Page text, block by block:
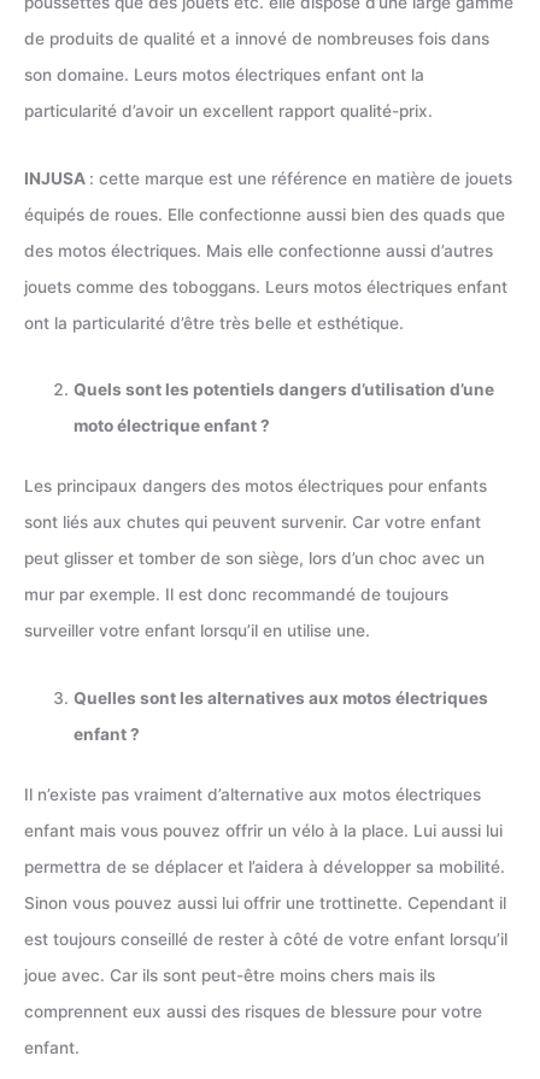
de produits de qualité et a innové de nombreuses fois dans
son domaine. Leurs motos électriques enfant ont la
particularité d’avoir un excellent rapport qualité-prix.
INJUSA : cette marque est une référence en matière de jouets
équipés de roues. Elle confectionne aussi bien des quads que
des motos électriques. Mais elle confectionne aussi d’autres
jouets comme des toboggans. Leurs motos électriques enfant
ont la particularité d’être très belle et esthétique.
Quels sont les potentiels dangers d’utilisation d’une
moto électrique enfant ?
Les principaux dangers des motos électriques pour enfants
sont liés aux chutes qui peuvent survenir. Car votre enfant
peut glisser et tomber de son siège, lors d’un choc avec un
mur par exemple. Il est donc recommandé de toujours
surveiller votre enfant lorsqu’il en utilise une.
Quelles sont les alternatives aux motos électriques
enfant ?
Il n’existe pas vraiment d’alternative aux motos électriques
enfant mais vous pouvez offrir un vélo à la place. Lui aussi lui
permettra de se déplacer et l’aidera à développer sa mobilité.
Sinon vous pouvez aussi lui offrir une trottinette. Cependant il
est toujours conseillé de rester à côté de votre enfant lorsqu’il
joue avec. Car ils sont peut-être moins chers mais ils
comprennent eux aussi des risques de blessure pour votre
enfant.